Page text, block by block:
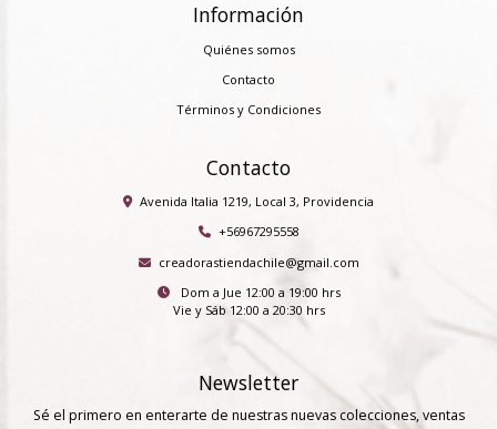
Información
Quiénes somos
Contacto
Términos y Condiciones
Contacto
Avenida Italia 1219, Local 3, Providencia
+56967295558
creadorastiendachile@gmail.com
Dom a Jue 12:00 a 19:00 hrs
Vie y Sáb 12:00 a 20:30 hrs
Newsletter
Sé el primero en enterarte de nuestras nuevas colecciones, ventas